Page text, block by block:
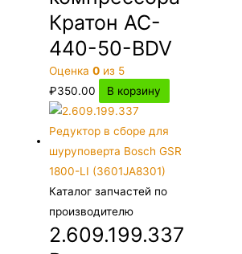
Кратон AC-
440-50-BDV
Оценка0 из 5
₽350.00 В корзину
Каталог запчастей по
производителю
2.609.199.337